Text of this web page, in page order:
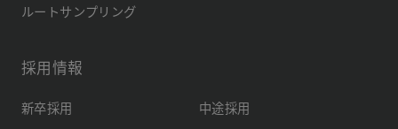
ルートサンプリング
採用情報
新卒採用
中途採用